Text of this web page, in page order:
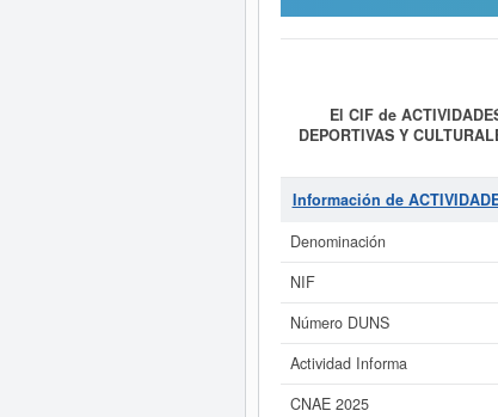
El CIF de
DEPORTIVAS Y
todo tipo de actividades
para niños en etapa infantil,
del Sistema Internacional de
otras similares en esta
Si está interesado en
este Informe ampliado
de
Información de
Denominación
NIF
Número DUNS
Actividad Informa
CNAE 2025